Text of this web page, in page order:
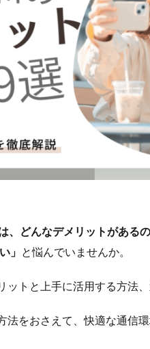
、どんなデメリットがある
」 と悩んでいませんか。
ットと上手に活用する方法
法をおさえて、快適な通信環